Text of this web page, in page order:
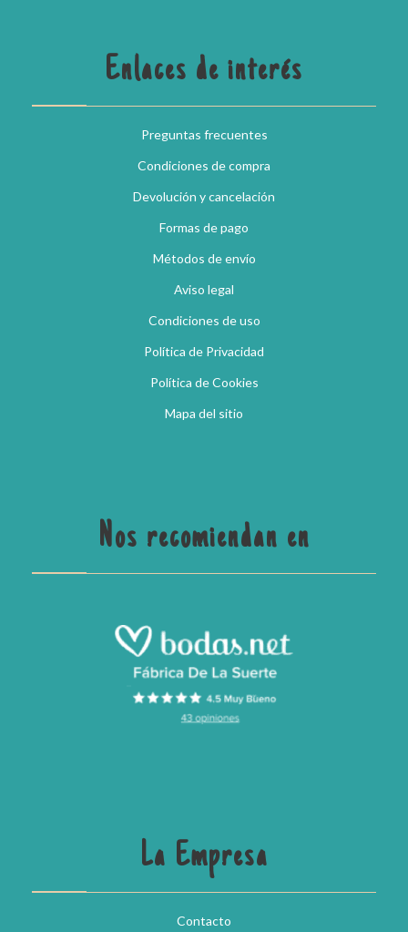
Enlaces de interés
Preguntas frecuentes
Condiciones de compra
Devolución y cancelación
Formas de pago
Métodos de envío
Aviso legal
Condiciones de uso
Política de Privacidad
Política de Cookies
Mapa del sitio
Nos recomiendan en
La Empresa
Contacto